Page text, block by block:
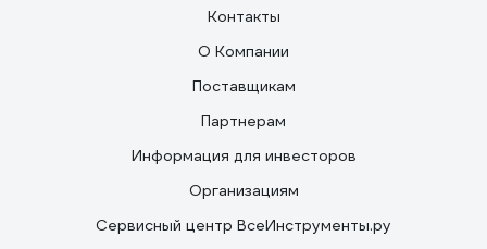
Контакты
О Компании
Поставщикам
Партнерам
Информация для инвесторов
Организациям
Сервисный центр ВсеИнструменты.ру